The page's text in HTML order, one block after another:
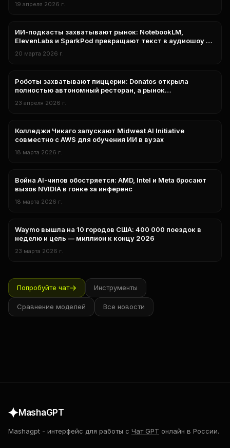
19 апреля 2026 г.
нейросети
ИИ-подкасты захватывают рынок: NotebookLM,
ElevenLabs и SparkPod превращают текст в аудиошоу за
20 марта 2026 г.
нейросети
Роботы захватывают пиццерии: Donatos открыла
полностью автономный ресторан, а рынок
23 апреля 2026 г.
исследования
Колледжи Чикаго запускают Midwest AI Initiative
совместно с AWS для обучения ИИ в вузах
18 марта 2026 г.
технологии
Война AI-чипов обостряется: AMD, Intel и Meta бросают
вызов NVIDIA в гонке за инференс
18 марта 2026 г.
технологии
Waymo вышла на 10 городов США: 400 000 поездок в
неделю и цель — миллион к концу 2026
23 марта 2026 г.
Попробуйте чат Инструменты
Сравнение моделей Все новости
MashaGPT
Mashagpt - интерфейс для работы с Чат GPT онлайн в России.